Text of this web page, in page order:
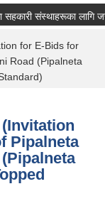
संस्थाहरूका लागि
for E-Bids for
Road (Pipalneta
(Invitation
Pipalneta